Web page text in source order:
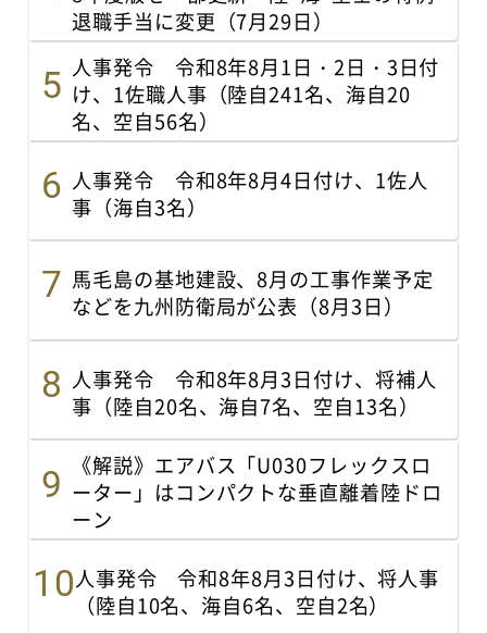
退職手当に変更（7月29日）
人事発令 令和8年8月1日・2日・3日付
け、1佐職人事（陸自241名、海自20
名、空自56名）
人事発令 令和8年8月4日付け、1佐人
事（海自3名）
馬毛島の基地建設、8月の工事作業予定
などを九州防衛局が公表（8月3日）
人事発令 令和8年8月3日付け、将補人
事（陸自20名、海自7名、空自13名）
《解説》エアバス「U030フレックスロ
ーター」はコンパクトな垂直離着陸ドロ
ーン
人事発令 令和8年8月3日付け、将人事
（陸自10名、海自6名、空自2名）